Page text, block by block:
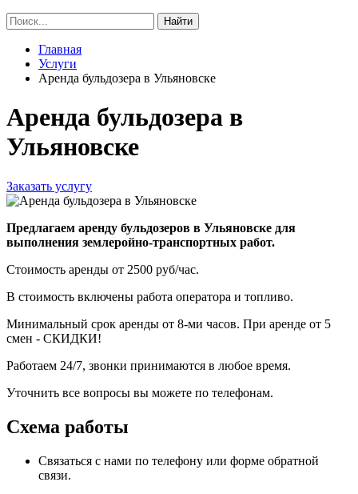
Найти
Главная
Услуги
Аренда бульдозера в Ульяновске
Аренда бульдозера в
Ульяновске
Заказать услугу
Предлагаем аренду бульдозеров в Ульяновске для
выполнения землеройно-транспортных работ.
Стоимость аренды от 2500 руб/час.
В стоимость включены работа оператора и топливо.
Минимальный срок аренды от 8-ми часов. При аренде от 5
смен - СКИДКИ!
Работаем 24/7, звонки принимаются в любое время.
Уточнить все вопросы вы можете по телефонам.
Схема работы
Связаться с нами по телефону или форме обратной
связи.